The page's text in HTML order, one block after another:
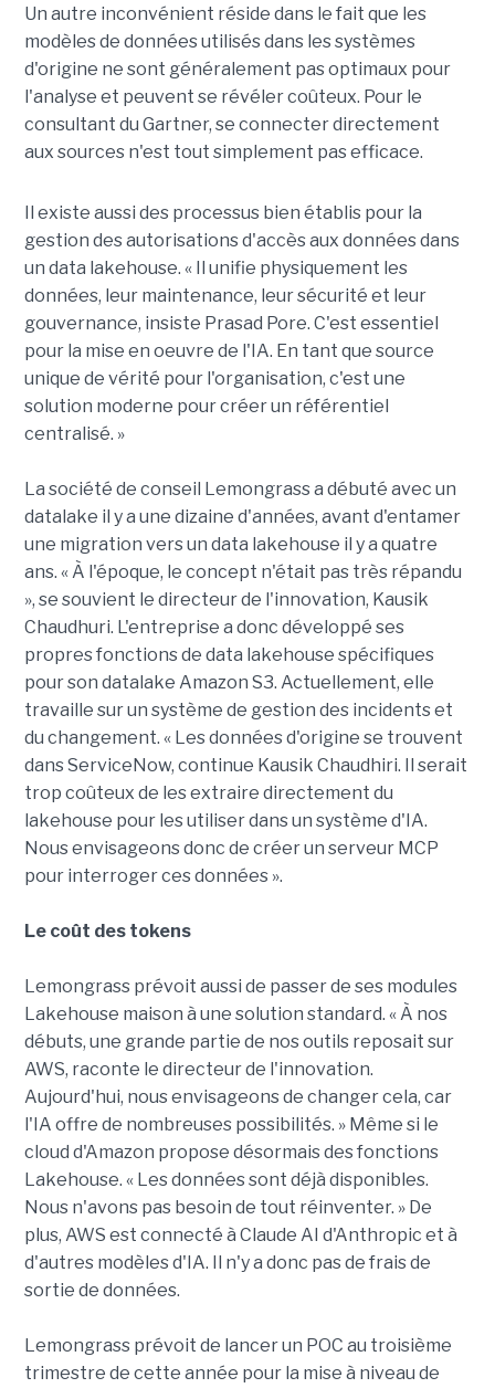
Un autre inconvénient réside dans le fait que les
modèles de données utilisés dans les systèmes
d'origine ne sont généralement pas optimaux pour
l'analyse et peuvent se révéler coûteux. Pour le
consultant du Gartner, se connecter directement
aux sources n'est tout simplement pas efficace.
Il existe aussi des processus bien établis pour la
gestion des autorisations d'accès aux données dans
un data lakehouse. « Il unifie physiquement les
données, leur maintenance, leur sécurité et leur
gouvernance, insiste Prasad Pore. C'est essentiel
pour la mise en oeuvre de l'IA. En tant que source
unique de vérité pour l'organisation, c'est une
solution moderne pour créer un référentiel
centralisé. »
La société de conseil Lemongrass a débuté avec un
datalake il y a une dizaine d'années, avant d'entamer
une migration vers un data lakehouse il y a quatre
ans. « À l'époque, le concept n'était pas très répandu
», se souvient le directeur de l'innovation, Kausik
Chaudhuri. L'entreprise a donc développé ses
propres fonctions de data lakehouse spécifiques
pour son datalake Amazon S3. Actuellement, elle
travaille sur un système de gestion des incidents et
du changement. « Les données d'origine se trouvent
dans ServiceNow, continue Kausik Chaudhiri. Il serait
trop coûteux de les extraire directement du
lakehouse pour les utiliser dans un système d'IA.
Nous envisageons donc de créer un serveur MCP
pour interroger ces données ».
Le coût des tokens
Lemongrass prévoit aussi de passer de ses modules
Lakehouse maison à une solution standard. « À nos
débuts, une grande partie de nos outils reposait sur
AWS, raconte le directeur de l'innovation.
Aujourd'hui, nous envisageons de changer cela, car
l'IA offre de nombreuses possibilités. » Même si le
cloud d'Amazon propose désormais des fonctions
Lakehouse. « Les données sont déjà disponibles.
Nous n'avons pas besoin de tout réinventer. » De
plus, AWS est connecté à Claude AI d'Anthropic et à
d'autres modèles d'IA. Il n'y a donc pas de frais de
sortie de données.
Lemongrass prévoit de lancer un POC au troisième
trimestre de cette année pour la mise à niveau de